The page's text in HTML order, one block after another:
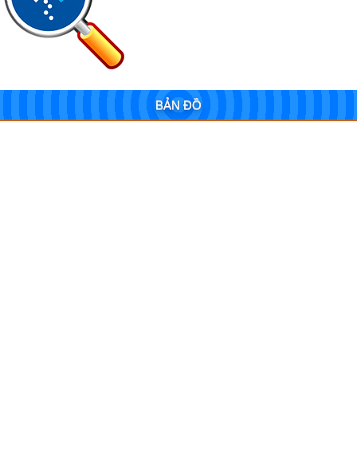
BẢN ĐỒ